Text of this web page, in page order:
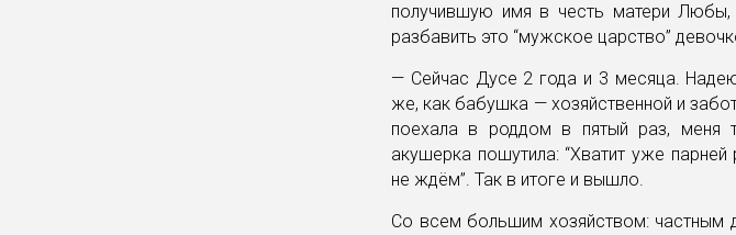
получившую имя в честь матери
разбавить это “мужское царство”
— Сейчас Дусе 2 года и 3 месяца.
же, как бабушка — хозяйственной и
поехала в роддом в пятый раз, меня
акушерка пошутила: “Хватит уже
не ждём”. Так в итоге и вышло.
Со всем большим хозяйством: